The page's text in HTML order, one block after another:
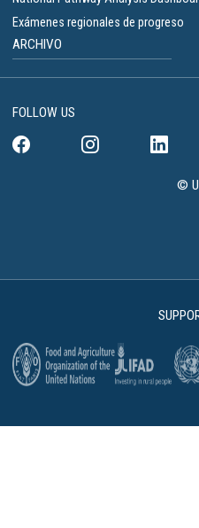
Exámenes regionales de progreso
ARCHIVO
FOLLOW US
©